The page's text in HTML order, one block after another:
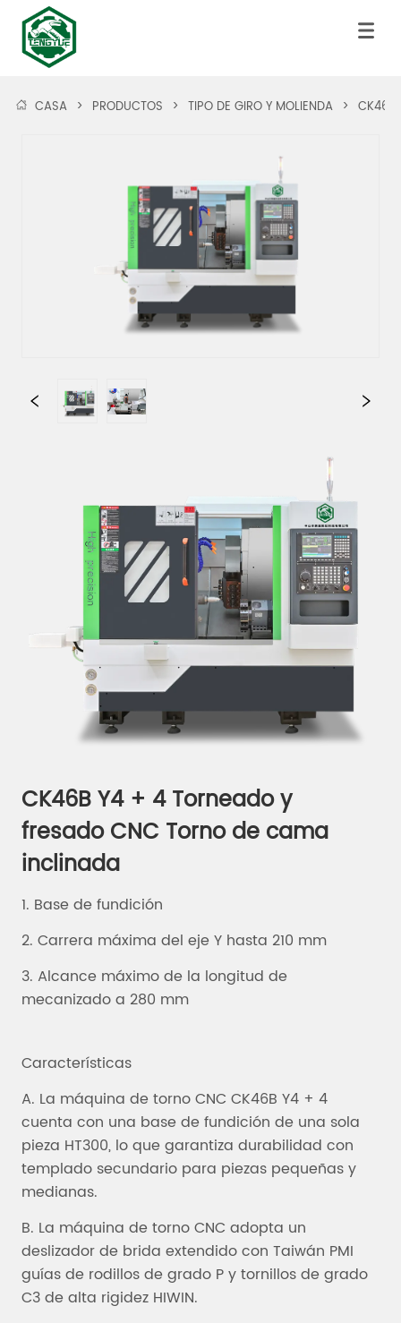
CASA > PRODUCTOS > TIPO DE GIRO Y MOLIENDA >
CK46B Y4 + 4 Torneado y
fresado CNC Torno de cama
inclinada